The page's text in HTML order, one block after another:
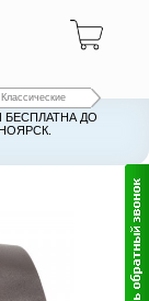
Классические
БЕСПЛАТНА ДО